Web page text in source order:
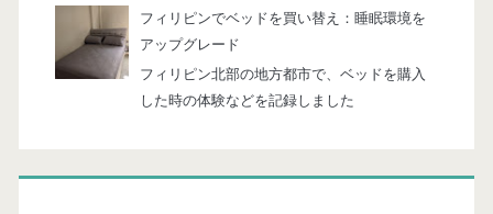
フィリピンでベッドを買い替え：睡眠環境を
アップグレード
フィリピン北部の地方都市で、ベッドを購入
した時の体験などを記録しました